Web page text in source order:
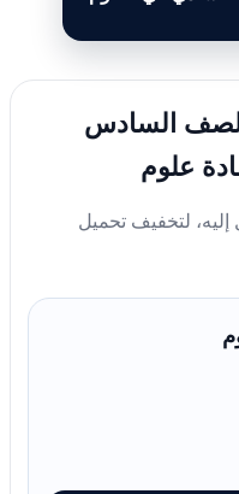
الصف السادس
علوم
لتخفيف تحميل